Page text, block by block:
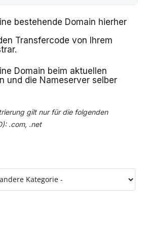
bestehende Domain hierher
Transfercode von Ihrem
Domain beim aktuellen
und die Nameserver selber
gilt nur für die folgenden
.com, .net